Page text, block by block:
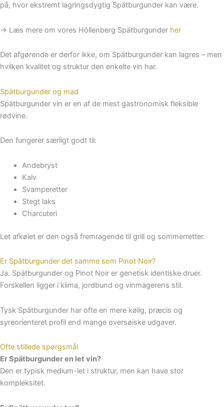
på, hvor ekstremt lagringsdygtig Spätburgunder kan være.
→ Læs mere om vores Höllenberg Spätburgunder her
Det afgørende er derfor ikke, om Spätburgunder kan lagres – men
hvilken kvalitet og struktur den enkelte vin har.
Spätburgunder og mad
Spätburgunder vin er en af de mest gastronomisk fleksible
rødvine.
Den fungerer særligt godt til:
Andebryst
Kalv
Svamperetter
Stegt laks
Charcuteri
Let afkølet er den også fremragende til grill og sommerretter.
Er Spätburgunder det samme som Pinot Noir?
Ja. Spätburgunder og Pinot Noir er genetisk identiske druer.
Forskellen ligger i klima, jordbund og vinmagerens stil.
Tysk Spätburgunder har ofte en mere kølig, præcis og
syreorienteret profil end mange oversøiske udgaver.
Ofte stillede spørgsmål
Er Spätburgunder en let vin?
Den er typisk medium-let i struktur, men kan have stor
kompleksitet.